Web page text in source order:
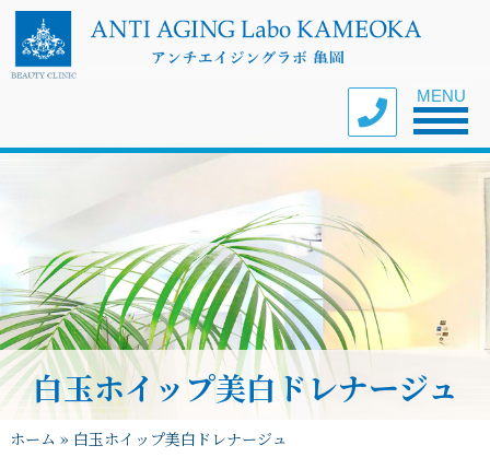
Toggle
MENU
白玉ホイップ美白ドレナージュ
ホーム » 白玉ホイップ美白ドレナージュ